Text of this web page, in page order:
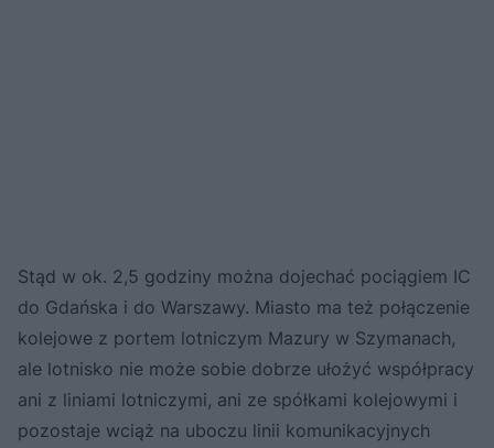
Stąd w ok. 2,5 godziny można dojechać pociągiem IC
do Gdańska i do Warszawy. Miasto ma też połączenie
kolejowe z portem lotniczym Mazury w Szymanach,
ale lotnisko nie może sobie dobrze ułożyć współpracy
ani z liniami lotniczymi, ani ze spółkami kolejowymi i
pozostaje wciąż na uboczu linii komunikacyjnych